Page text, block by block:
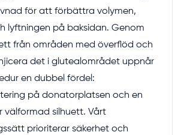
för att förbättra volymen,
lyftningen på baksidan. Genom
från områden med överflöd och
det i glutealområdet uppnår
en dubbel fördel:
på donatorplatsen och en
välformad silhuett. Vårt
prioriterar säkerhet och